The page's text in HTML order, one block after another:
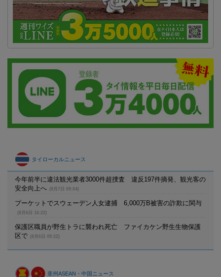
タイローカルニュース
今年前半に違法観光業者3000件超捜査 違反197件摘発、観光客の
安全向上へ
(8月7日 09:04)
プーケットでスウェーデン人女逮捕 6,000万B被害の詐欺に関与
(8月6日 16:22)
保護区職員が野生トラに襲われ死亡 ファイカケン野生生物保護
区で
(8月6日 09:22)
亜州ASEAN・中国ニュース